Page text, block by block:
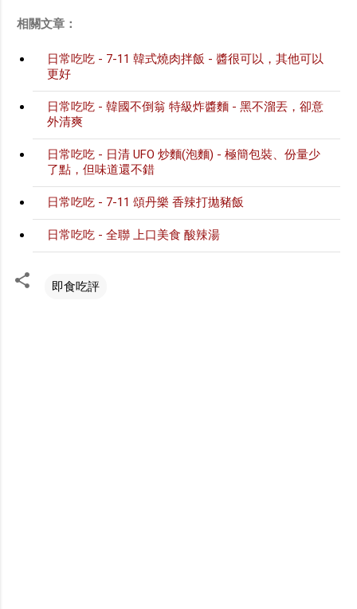
相關文章：
日常吃吃 - 7-11 韓式燒肉拌飯 - 醬很可以，其他可以
更好
日常吃吃 - 韓國不倒翁 特級炸醬麵 - 黑不溜丟，卻意
外清爽
日常吃吃 - 日清 UFO 炒麵(泡麵) - 極簡包裝、份量少
了點，但味道還不錯
日常吃吃 - 7-11 頌丹樂 香辣打拋豬飯
日常吃吃 - 全聯 上口美食 酸辣湯
即食吃評